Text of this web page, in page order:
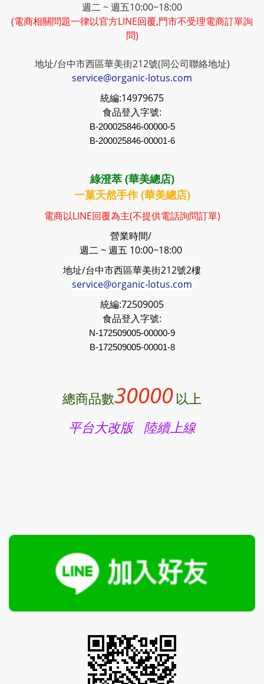
週二 ~ 週五10:00~18:00
(電商相關問題一律以官方LINE回覆,門市不受理電商訂單詢
問)
地址/台中市西區華美街212號(同公司聯絡地址)
service@organic-lotus.com
統編:14979675
食品登入字號:
B-200025846-00000-5
B-200025846-00001-6
綠澄萃 (華美總店)
一菓天然手作 (華美總店)
電商以LINE回覆為主(不提供電話詢問訂單)
營業時間/
週二 ~ 週五 10:00~18:00
地址/台中市西區華美街212號2樓
service@organic-lotus.com
統編:72509005
食品登入字號:
N-172509005-00000-9
B-172509005-00001-8
總商品數30000 以上
平台大改版 陸續上線